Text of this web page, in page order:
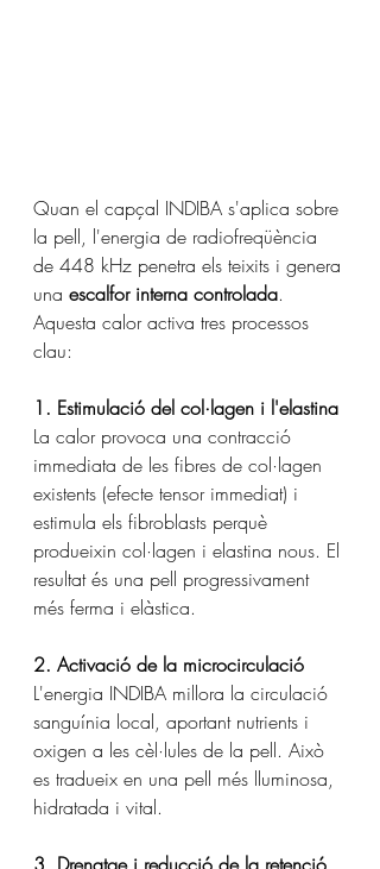
Quan el capçal INDIBA s'aplica sobre
la pell, l'energia de radiofreqüència
de 448 kHz penetra els teixits i genera
una escalfor interna controlada.
Aquesta calor activa tres processos
clau:
1. Estimulació del col·lagen i l'elastina
La calor provoca una contracció
immediata de les fibres de col·lagen
existents (efecte tensor immediat) i
estimula els fibroblasts perquè
produeixin col·lagen i elastina nous. El
resultat és una pell progressivament
més ferma i elàstica.
2. Activació de la microcirculació
L'energia INDIBA millora la circulació
sanguínia local, aportant nutrients i
oxigen a les cèl·lules de la pell. Això
es tradueix en una pell més lluminosa,
hidratada i vital.